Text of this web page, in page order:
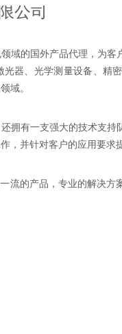
公司
域的国外产品代理，为
器、光学测量设备、精
域。
拥有一支强大的技术支
，并针对客户的应用要求
流的产品，专业的解决